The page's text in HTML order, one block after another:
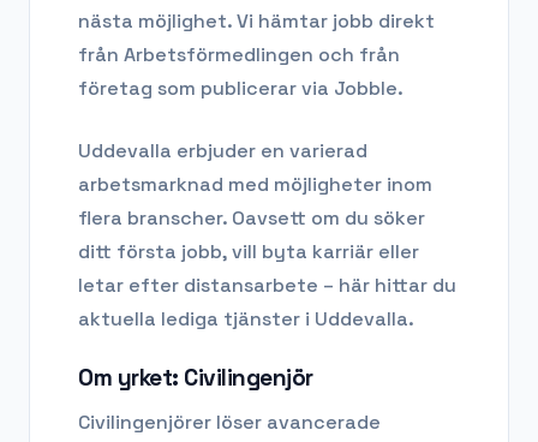
nästa möjlighet. Vi hämtar jobb direkt
från Arbetsförmedlingen och från
företag som publicerar via Jobble.
Uddevalla erbjuder en varierad
arbetsmarknad med möjligheter inom
flera branscher. Oavsett om du söker
ditt första jobb, vill byta karriär eller
letar efter distansarbete – här hittar du
aktuella lediga tjänster i Uddevalla.
Om yrket: Civilingenjör
Civilingenjörer löser avancerade